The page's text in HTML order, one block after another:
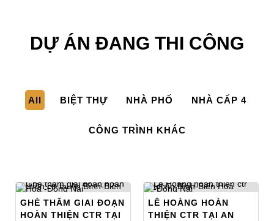
DỰ ÁN ĐANG THI CÔNG
All BIỆT THỰ NHÀ PHỐ NHÀ CẤP 4
CÔNG TRÌNH KHÁC
GHÉ THĂM GIAI ĐOẠN
HOÀN THIỆN CTR TẠI
LÊ HOÀNG HOÀN
THIỆN CTR TẠI AN